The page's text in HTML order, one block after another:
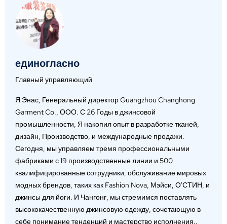
единогласно
Главный управляющий
Я Энас, Генеральный директор Guangzhou Changhong
Garment Co., ООО. С 26 Годы в джинсовой
промышленности, Я накопил опыт в разработке тканей,
дизайн, Производство, и международные продажи.
Сегодня, мы управляем тремя профессиональными
фабриками с 19 производственные линии и 500
квалифицированные сотрудники, обслуживание мировых
модных брендов, таких как Fashion Nova, Мэйси, О'СТИН, и
джинсы для йоги. И Чангонг, мы стремимся поставлять
высококачественную джинсовую одежду, сочетающую в
себе понимание тенденций и мастерство исполнения..